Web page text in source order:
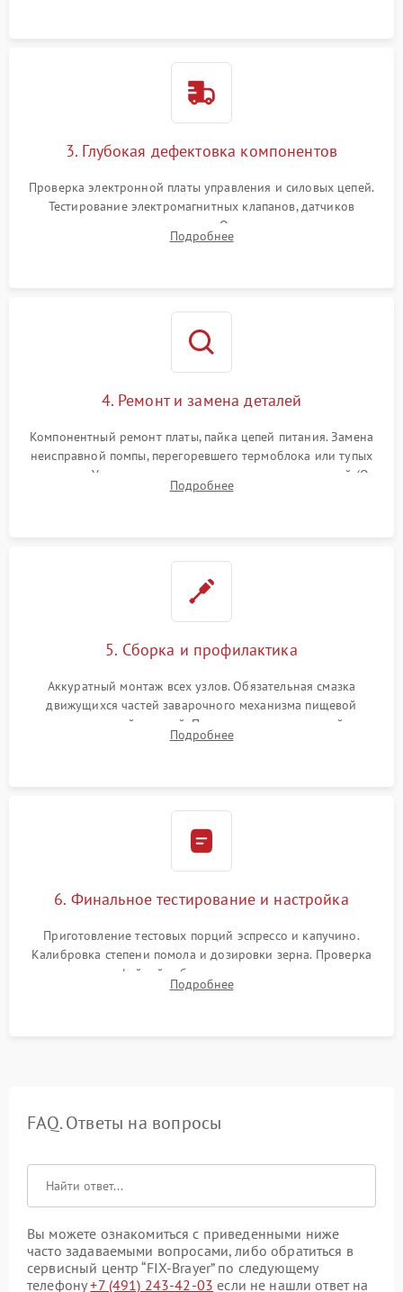
3. Глубокая дефектовка компонентов
Проверка электронной платы управления и силовых цепей.
Тестирование электромагнитных клапанов, датчиков
температуры и расходомера. Оценка степени износа
жерновов кофемолки, уплотнительных колец гидросистемы
Подробнее
4. Ремонт и замена деталей
Компонентный ремонт платы, пайка цепей питания. Замена
неисправной помпы, перегоревшего термоблока или тупых
жерновов. Установка новых силиконовых уплотнителей (O-
ring) и тефлоновых трубок для надежного устранения
Подробнее
5. Сборка и профилактика
Аккуратный монтаж всех узлов. Обязательная смазка
движущихся частей заварочного механизма пищевой
силиконовой смазкой. Проведение программной
декальцинации и очистки системы от кофейных масел.
Подробнее
6. Финальное тестирование и настройка
Приготовление тестовых порций эспрессо и капучино.
Калибровка степени помола и дозировки зерна. Проверка
плотности кофейной таблетки, температуры напитка и
качества молочной пены. Контроль отсутствия посторонних
Подробнее
FAQ. Ответы на вопросы
Вы можете ознакомиться с приведенными ниже
часто задаваемыми вопросами, либо обратиться в
сервисный центр “FIX-Brayer” по следующему
телефону+7 (491) 243-42-03 если не нашли ответ на